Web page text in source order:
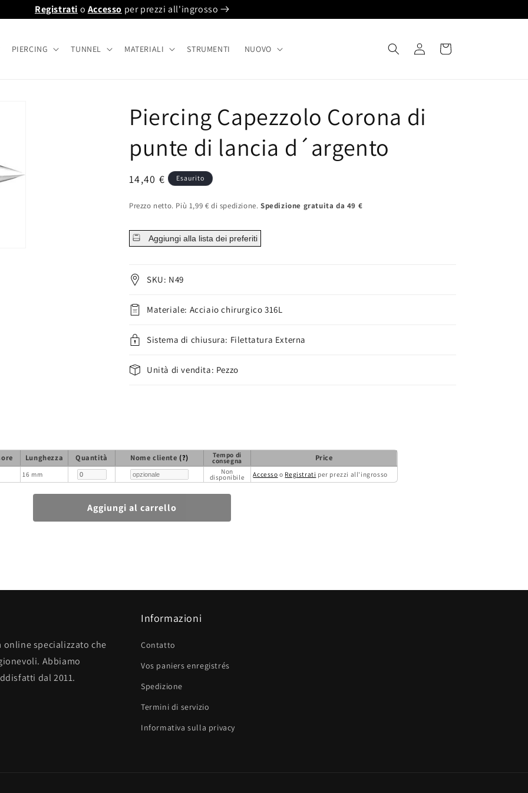
Registrati o Accesso per prezzi all'ingrosso
PIERCING TUNNEL MATERIALI STRUMENTI NUOVO Accedi Carrello
Piercing Capezzolo Corona di
punte di lancia d´argento
Prezzo
14,40 € Esaurito
Prezzo netto. Più 1,99 € di spedizione.Spedizione gratuita da 49 €
Aggiungi alla lista dei preferiti
SKU: N49
Materiale: Acciaio chirurgico 316L
Sistema di chiusura: Filettatura Externa
Unità di vendita: Pezzo
Lunghezza Quantità Nome cliente (?) Tempo di
consegna
Price
16 mm Non
disponibile Accesso o Registrati per prezzi all'ingrosso
online specializzato che
Abbiamo
dal 2011.
Informazioni
Contatto
Vos paniers enregistrés
Spedizione
Termini di servizio
Informativa sulla privacy